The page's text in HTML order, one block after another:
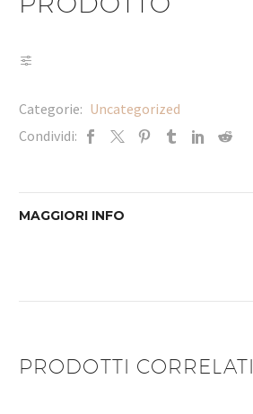
Categorie: Uncategorized
Condividi:
MAGGIORI INFO
PRODOTTI CORRELATI